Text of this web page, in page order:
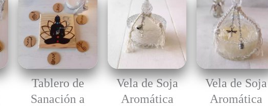
Tablero de
Sanación a
Vela de Soja
Aromática
Vela de Soja
Aromática